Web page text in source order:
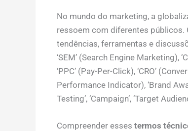
No mundo do marketing, a
ressoem com diferentes públicos.
tendências, ferramentas e
‘SEM’ (Search Engine Marketing),
‘PPC’ (Pay-Per-Click), ‘CRO’
Performance Indicator), ‘Brand
Testing’, ‘Campaign’, ‘Target
Compreender esses termos